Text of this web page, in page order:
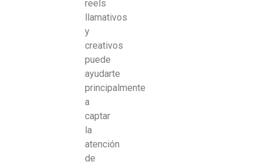
reels
llamativos
y
creativos
puede
ayudarte
principalmente
a
captar
la
atención
de